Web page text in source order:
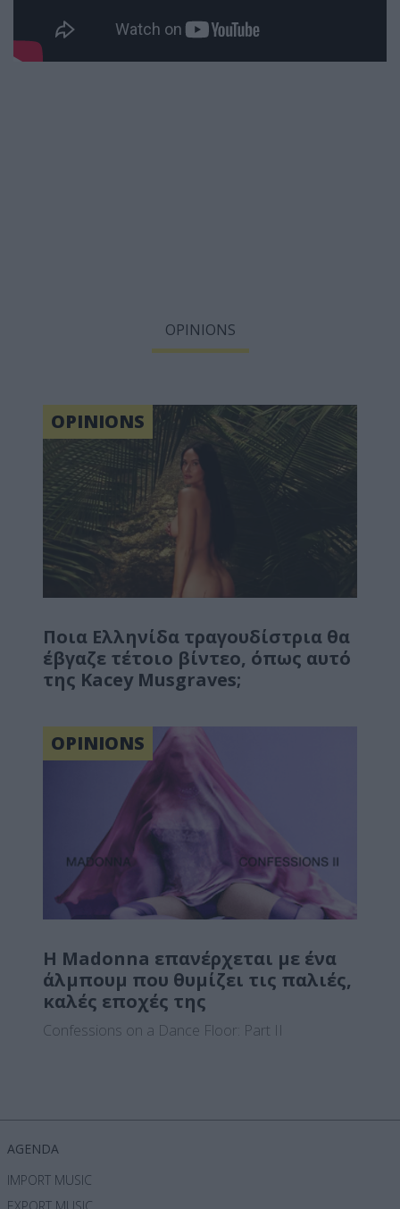
OPINIONS
OPINIONS
Ποια Ελληνίδα τραγουδίστρια θα
έβγαζε τέτοιο βίντεο, όπως αυτό
της Kacey Musgraves;
OPINIONS
Η Madonna επανέρχεται με ένα
άλμπουμ που θυμίζει τις παλιές,
καλές εποχές της
Confessions on a Dance Floor: Part II
AGENDA
IMPORT MUSIC